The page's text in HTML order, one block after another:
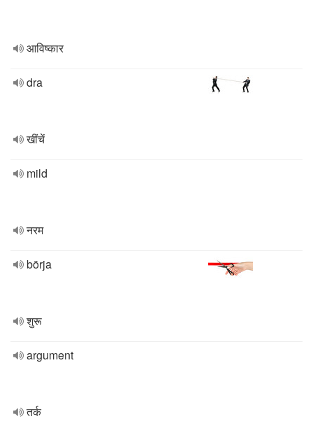
आविष्कार
dra
खींचें
mild
नरम
börja
शुरू
argument
तर्क